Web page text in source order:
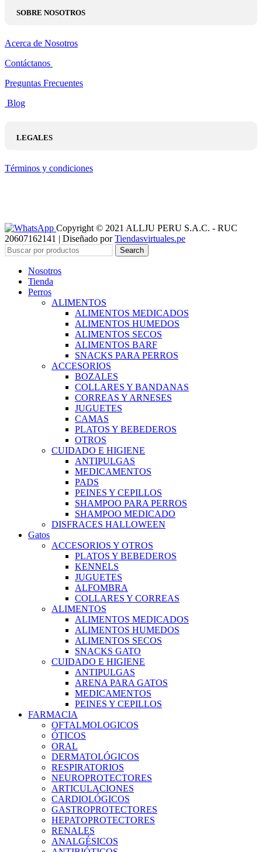
SOBRE NOSOTROS
Acerca de Nosotros
Contáctanos
Preguntas Frecuentes
Blog
LEGALES
Términos y condiciones
Copyright © 2021 ALLJU PERU S.A.C. - RUC
20607162141 | Diseñado porTiendasvirtuales.pe
Search
Nosotros
Tienda
Perros
ALIMENTOS
ALIMENTOS MEDICADOS
ALIMENTOS HUMEDOS
ALIMENTOS SECOS
ALIMENTOS BARF
SNACKS PARA PERROS
ACCESORIOS
BOZALES
COLLARES Y BANDANAS
CORREAS Y ARNESES
JUGUETES
CAMAS
PLATOS Y BEBEDEROS
OTROS
CUIDADO E HIGIENE
ANTIPULGAS
MEDICAMENTOS
PADS
PEINES Y CEPILLOS
SHAMPOO PARA PERROS
SHAMPOO MEDICADO
DISFRACES HALLOWEEN
Gatos
ACCESORIOS Y OTROS
PLATOS Y BEBEDEROS
KENNELS
JUGUETES
ALFOMBRA
COLLARES Y CORREAS
ALIMENTOS
ALIMENTOS MEDICADOS
ALIMENTOS HUMEDOS
ALIMENTOS SECOS
SNACKS GATO
CUIDADO E HIGIENE
ANTIPULGAS
ARENA PARA GATOS
MEDICAMENTOS
PEINES Y CEPILLOS
FARMACIA
OFTALMOLOGICOS
ÓTICOS
ORAL
DERMATOLÓGICOS
RESPIRATORIOS
NEUROPROTECTORES
ARTICULACIONES
CARDIOLÓGICOS
GASTROPROTECTORES
HEPATOPROTECTORES
RENALES
ANALGÉSICOS